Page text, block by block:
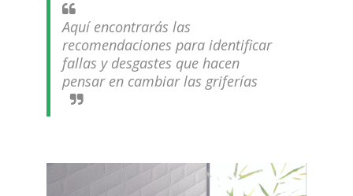
Aquí encontrarás las
recomendaciones para identificar
fallas y desgastes que hacen
pensar en cambiar las griferías